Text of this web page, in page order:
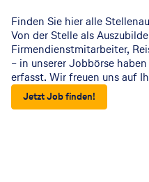
Finden Sie hier alle
Von der Stelle als
Firmendienstmitarbeiter,
– in unserer Jobbörse
erfasst. Wir freuen uns auf
Jetzt Job finden!